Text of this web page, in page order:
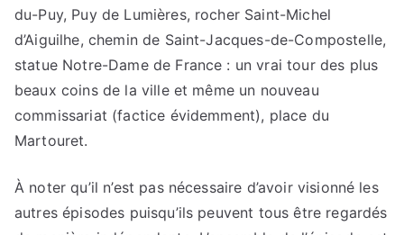
du-Puy, Puy de Lumières, rocher Saint-Michel
d’Aiguilhe, chemin de Saint-Jacques-de-Compostelle,
statue Notre-Dame de France : un vrai tour des plus
beaux coins de la ville et même un nouveau
commissariat (factice évidemment), place du
Martouret.
À noter qu’il n’est pas nécessaire d’avoir visionné les
autres épisodes puisqu’ils peuvent tous être regardés